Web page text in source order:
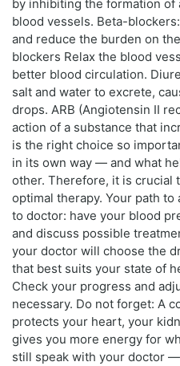
by inhibiting the formation of
blood vessels. Beta-
and reduce the burden on
blockers Relax the blood
better blood circulation.
salt and water to excrete,
drops. ARB (Angiotensin II
action of a substance that
is the right choice so
in its own way — and what
other. Therefore, it is crucial
optimal therapy. Your path
to doctor: have your blood
and discuss possible
your doctor will choose the
that best suits your state of
Check your progress and
necessary. Do not forget: A
protects your heart, your
gives you more energy for
still speak with your doctor